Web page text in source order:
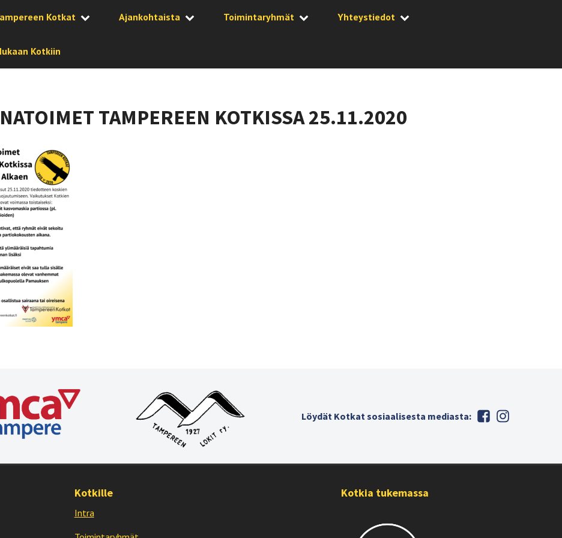
Kotkat Ajankohtaista Toimintaryhmät Yhteystiedot
Kotkiin
TAMPEREEN KOTKISSA 25.11.2020
Löydät Kotkat sosiaalisesta mediasta:
Kotkille
Intra
Kotkia tukemassa